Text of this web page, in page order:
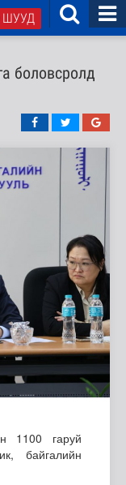
ШУУД
боловсролд
1100 гаруй
байгалийн